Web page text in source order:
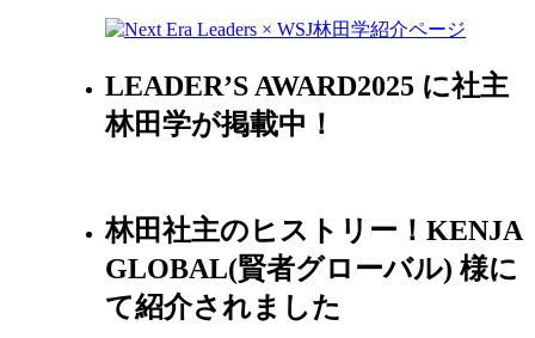
LEADER’S AWARD2025 に社主
林田学が掲載中！
林田社主のヒストリー！KENJA
GLOBAL(賢者グローバル) 様に
て紹介されました